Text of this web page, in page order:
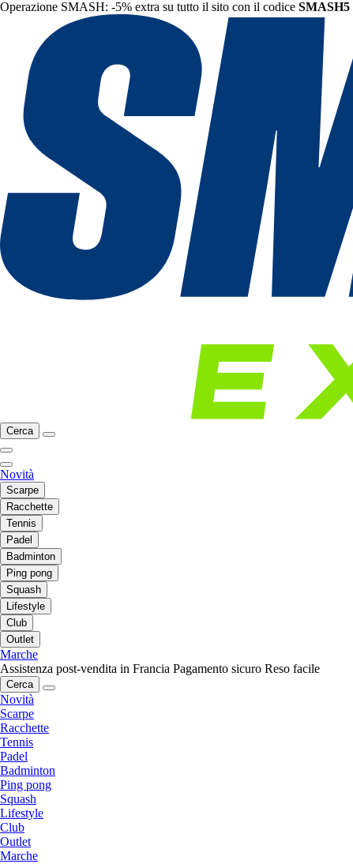
Operazione SMASH: -5% extra su tutto il sito con il codice SMASH5
Cerca
Novità
Scarpe
Racchette
Tennis
Padel
Badminton
Ping pong
Squash
Lifestyle
Club
Outlet
Marche
Assistenza post-vendita in Francia Pagamento sicuro Reso facile
Cerca
Novità
Scarpe
Racchette
Tennis
Padel
Badminton
Ping pong
Squash
Lifestyle
Club
Outlet
Marche